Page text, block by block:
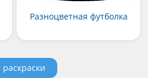
Разноцветная футболка